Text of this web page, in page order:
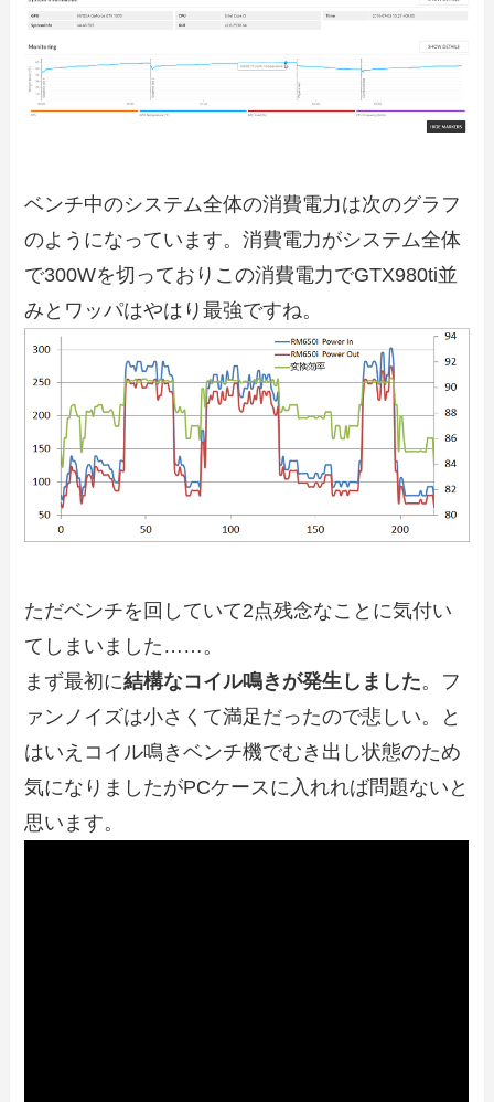
ベンチ中のシステム全体の消費電力は次のグラフ
のようになっています。消費電力がシステム全体
で300Wを切っておりこの消費電力でGTX980ti並
みとワッパはやはり最強ですね。
ただベンチを回していて2点残念なことに気付い
てしまいました……。
まず最初に結構なコイル鳴きが発生しました。フ
ァンノイズは小さくて満足だったので悲しい。と
はいえコイル鳴きベンチ機でむき出し状態のため
気になりましたがPCケースに入れれば問題ないと
思います。